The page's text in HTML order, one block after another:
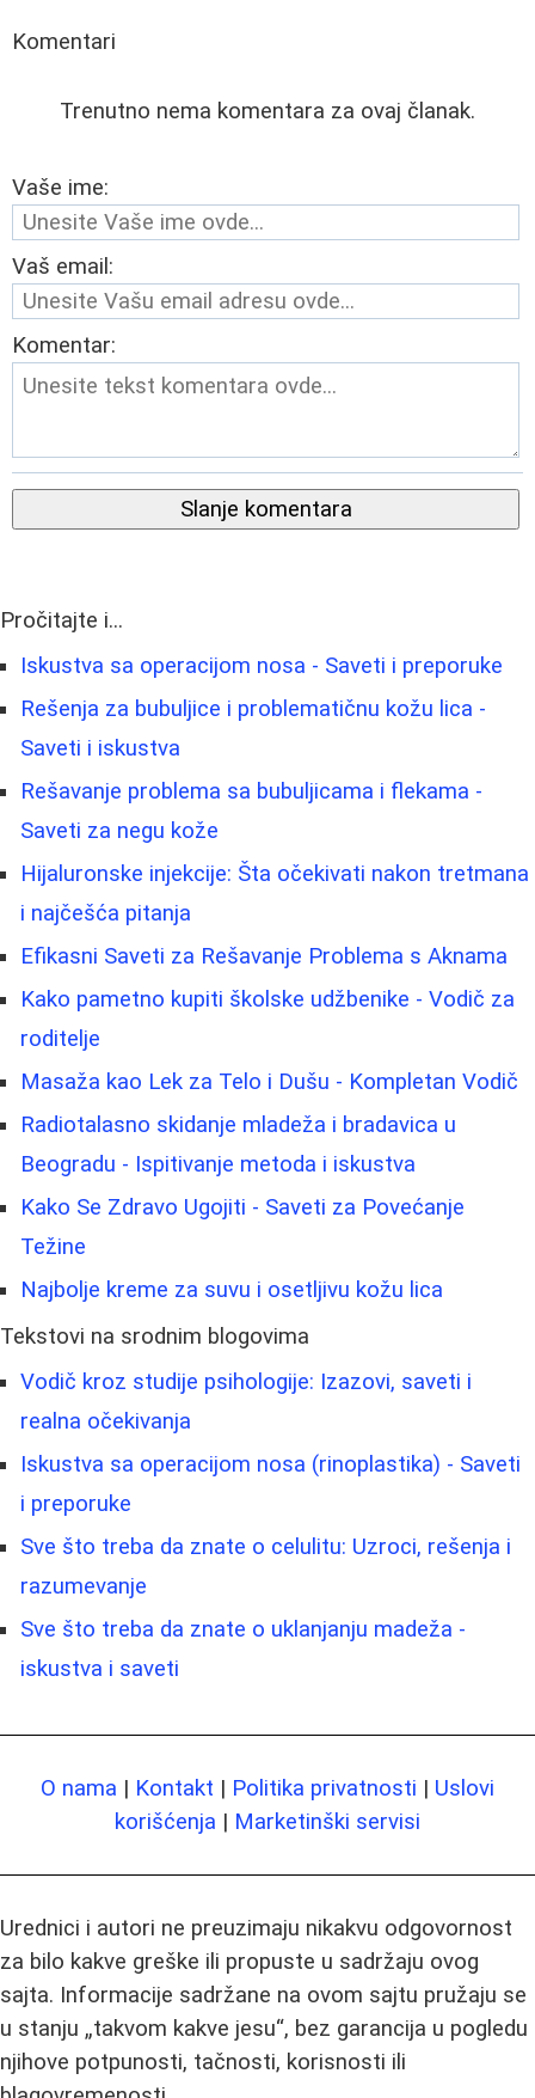
Komentari
Trenutno nema komentara za ovaj članak.
Vaše ime:
Vaš email:
Komentar:
Slanje komentara
Pročitajte i...
Iskustva sa operacijom nosa - Saveti i preporuke
Rešenja za bubuljice i problematičnu kožu lica -
Saveti i iskustva
Rešavanje problema sa bubuljicama i flekama -
Saveti za negu kože
Hijaluronske injekcije: Šta očekivati nakon tretmana
i najčešća pitanja
Efikasni Saveti za Rešavanje Problema s Aknama
Kako pametno kupiti školske udžbenike - Vodič za
roditelje
Masaža kao Lek za Telo i Dušu - Kompletan Vodič
Radiotalasno skidanje mladeža i bradavica u
Beogradu - Ispitivanje metoda i iskustva
Kako Se Zdravo Ugojiti - Saveti za Povećanje
Težine
Najbolje kreme za suvu i osetljivu kožu lica
Tekstovi na srodnim blogovima
Vodič kroz studije psihologije: Izazovi, saveti i
realna očekivanja
Iskustva sa operacijom nosa (rinoplastika) - Saveti
i preporuke
Sve što treba da znate o celulitu: Uzroci, rešenja i
razumevanje
Sve što treba da znate o uklanjanju madeža -
iskustva i saveti
O nama | Kontakt | Politika privatnosti | Uslovi
korišćenja | Marketinški servisi
Urednici i autori ne preuzimaju nikakvu odgovornost
za bilo kakve greške ili propuste u sadržaju ovog
sajta. Informacije sadržane na ovom sajtu pružaju se
u stanju „takvom kakve jesu“, bez garancija u pogledu
njihove potpunosti, tačnosti, korisnosti ili